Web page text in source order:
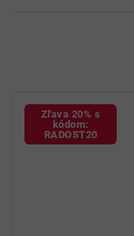
Zľava 20% s
kódom:
RADOST20